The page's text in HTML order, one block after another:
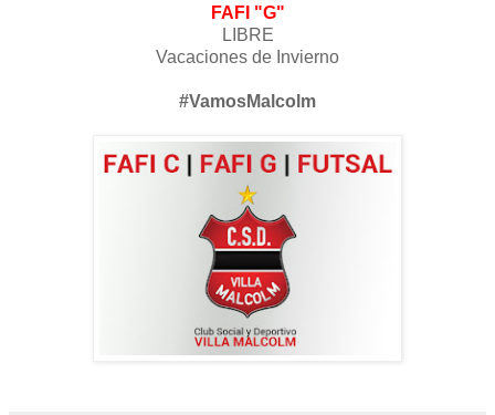
‎FAFI "G‬"
LIBRE
Vacaciones de Invierno
‪#‎VamosMalcolm‬